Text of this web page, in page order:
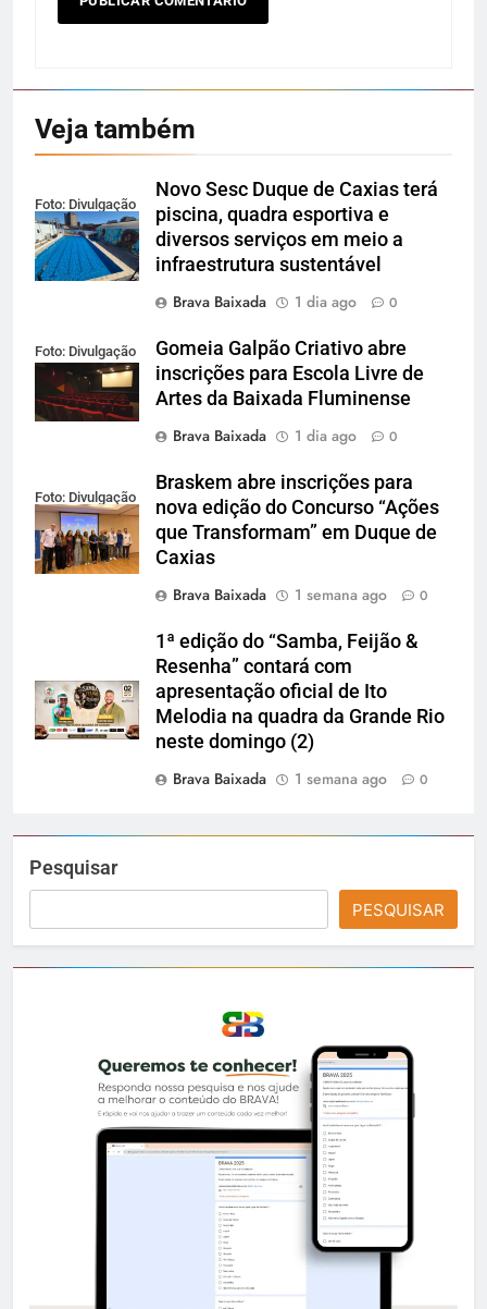
Veja também
Foto: Divulgação
Novo Sesc Duque de Caxias terá
piscina, quadra esportiva e
diversos serviços em meio a
infraestrutura sustentável
Brava Baixada
1 dia ago 0
Foto: Divulgação
Gomeia Galpão Criativo abre
inscrições para Escola Livre de
Artes da Baixada Fluminense
Brava Baixada
1 dia ago 0
Foto: Divulgação
Braskem abre inscrições para
nova edição do Concurso “Ações
que Transformam” em Duque de
Caxias
Brava Baixada
1 semana ago 0
1ª edição do “Samba, Feijão &
Resenha” contará com
apresentação oficial de Ito
Melodia na quadra da Grande Rio
neste domingo (2)
Brava Baixada
1 semana ago 0
Pesquisar
PESQUISAR